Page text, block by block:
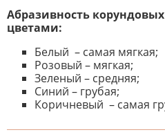
Абразивность
цветами:
Белый – самая мягкая;
Розовый – мягкая;
Зеленый – средняя;
Синий – грубая;
Коричневый – самая
К настоящему времени нет